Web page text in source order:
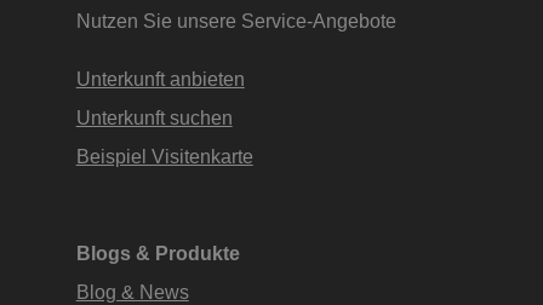
Nutzen Sie unsere Service-Angebote
Unterkunft anbieten
Unterkunft suchen
Beispiel Visitenkarte
Blogs & Produkte
Blog & News